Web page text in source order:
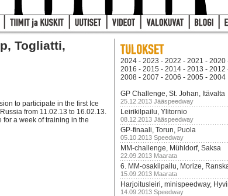
Togliatti,
to participate in the first Ice
from 11.02.13 to 16.02.13.
for a week of training in the
2024 - 2023 - 2022 - 2021 - 2020
2016 - 2015 - 2014 - 2013 - 2012
2008 - 2007 - 2006 - 2005 - 2004
GP Challenge, St. Johan, Itävalta
25.12.2013 Jääspeedway
Leirikilpailu, Ylitornio
08.12.2013 Jääspeedway
GP-finaali, Torun, Puola
05.10.2013 Speedway
MM-challenge, Mühldorf, Saksa
22.09.2013 Maarata
6. MM-osakilpailu, Morize,
15.09.2013 Maarata
Harjoitusleiri, minispeedway,
14.09.2013 Speedway